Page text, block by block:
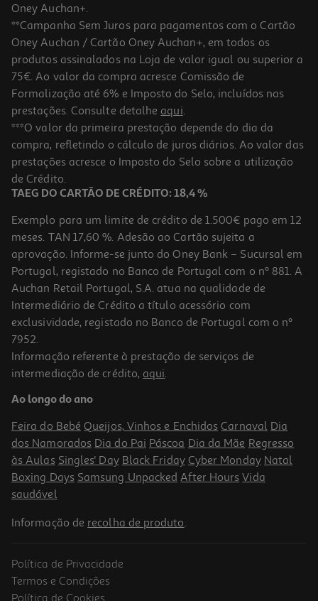
Capa Cellularline Samsung S26 Ultra Fina Transp
12.99 €/un
12,99 €
Capa Samsung Transparente Galaxy S26 Ultra
29.99 €/un
29,99 €
Oney Auchan+.
**Campanha Sem Juros para pagamentos com o Cartão
Oney Auchan / Cartão Oney Auchan+, em todos os
produtos assinalados na Loja de valor igual ou superior a
75€. Ao valor da compra acresce Comissão de
Formalização até 6% e Imposto do Selo, incluídos nas
prestações. Consulte detalhe aqui.
***O valor da primeira prestação depende do dia da
compra, refletindo o cálculo de juros diários. Ao valor das
prestações acresce o Imposto do Selo sobre a utilização
de Crédito.
TAEG DO CARTÃO DE CRÉDITO: 18,4 %
Exemplo para um limite de crédito de 1.500€ pago em 12
meses. TAN 17,60 %. Adesão ao Cartão sujeita a
aprovação. Informe-se junto do Oney Bank – Sucursal em
Portugal, registado no Banco de Portugal com o nº 881. A
Auchan Retail Portugal, S.A. atua na qualidade de
Intermediário de Crédito a título acessório com
exclusividade, registado no Banco de Portugal com o nº
7952.
Informação referente à prestação de serviços de
intermediação de crédito, aqui.
Ao longo do ano
Feira do Bebé Queijos, Vinhos e Enchidos Carnaval Dia
dos Namorados Dia do Pai Páscoa Dia da Mãe Regresso
às Aulas Singles' Day Black Friday Cyber Monday Natal
Boxing Days Samsung Unpacked After Hours Vida
saudável
Informação de recolha de produto.
Política de Privacidade
Termos e Condições
Política de Cookies